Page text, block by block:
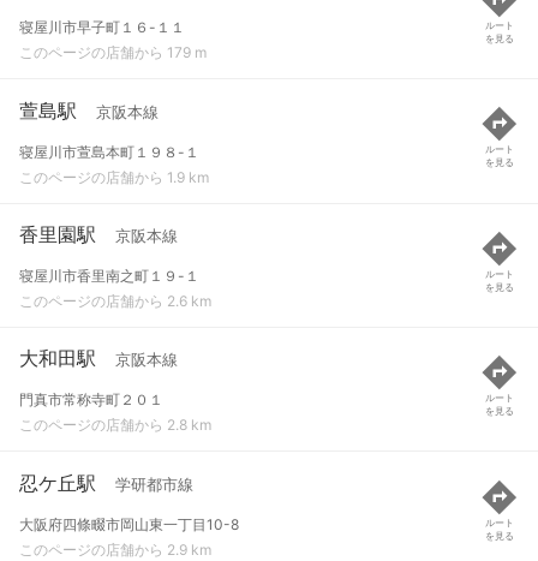
寝屋川市早子町１６-１１
このページの店舗から 179 m
ルート
を見る
萱島駅 京阪本線
寝屋川市萱島本町１９８-１
このページの店舗から 1.9 km
ルート
を見る
香里園駅 京阪本線
寝屋川市香里南之町１９-１
このページの店舗から 2.6 km
ルート
を見る
大和田駅 京阪本線
門真市常称寺町２０１
このページの店舗から 2.8 km
ルート
を見る
忍ケ丘駅 学研都市線
大阪府四條畷市岡山東一丁目10-8
このページの店舗から 2.9 km
ルート
を見る